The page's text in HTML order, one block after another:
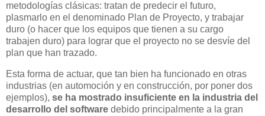
metodologías clásicas: tratan de predecir el futuro,
plasmarlo en el denominado Plan de Proyecto, y trabajar
duro (o hacer que los equipos que tienen a su cargo
trabajen duro) para lograr que el proyecto no se desvíe del
plan que han trazado.
Esta forma de actuar, que tan bien ha funcionado en otras
industrias (en automoción y en construcción, por poner dos
ejemplos), se ha mostrado insuficiente en la industria del
desarrollo del software debido principalmente a la gran